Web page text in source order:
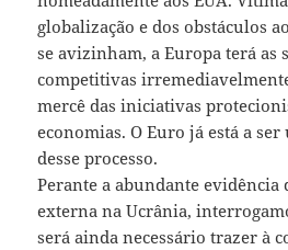
globalização e dos obstáculos
se avizinham, a Europa terá as
competitivas
mercê das iniciativas
economias. O Euro já está a
desse processo.
Perante a abundante
externa na Ucrânia,
será ainda necessário trazer à